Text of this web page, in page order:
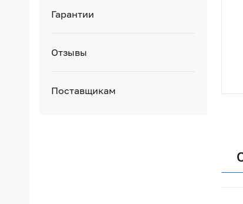
Гарантии
Отзывы
Поставщикам